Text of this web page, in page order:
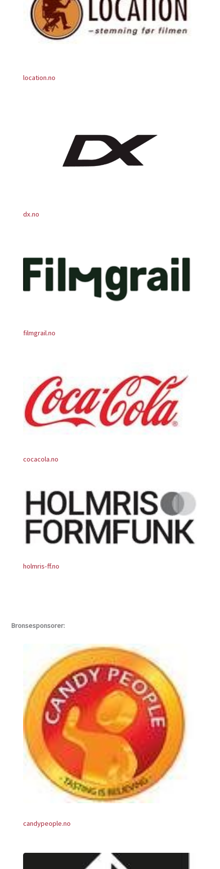
location.no
dx.no
filmgrail.no
cocacola.no
holmris-ff.no
Bronsesponsorer:
candypeople.no